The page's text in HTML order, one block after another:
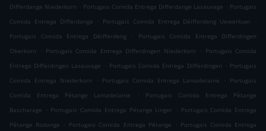
Differdange Niederkorn . Portugais Comida Entrega Differdange Lasauvage . Portugais
Comida Entrega Differdange
. Portugais Comida Entrega Déifferdeng Uewerkuer
.
Portugais Comida Entrega Déifferdeng
.
Portugais Comida Entrega Differdingen
Oberkorn
. Portugais Comida Entrega Differdingen Niederkorn . Portugais Comida
Entrega Differdingen Lasauvage
. Portugais Comida Entrega Differdingen . Portugais
Comida Entrega Niederkorn
. Portugais Comida Entrega Lamadelaine . Portugais
Comida Entrega Pétange Lamadelaine
.
Portugais Comida Entrega Pétange
Bascharage
. Portugais Comida Entrega Pétange Linger . Portugais Comida Entrega
Pétange Rodange
. Portugais Comida Entrega Pétange . Portugais Comida Entrega